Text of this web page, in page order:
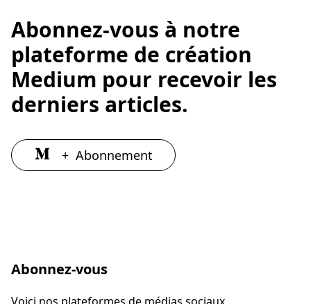
Abonnez-vous à notre
plateforme de création
Medium pour recevoir les
derniers articles.
+ Abonnement
Abonnez-vous